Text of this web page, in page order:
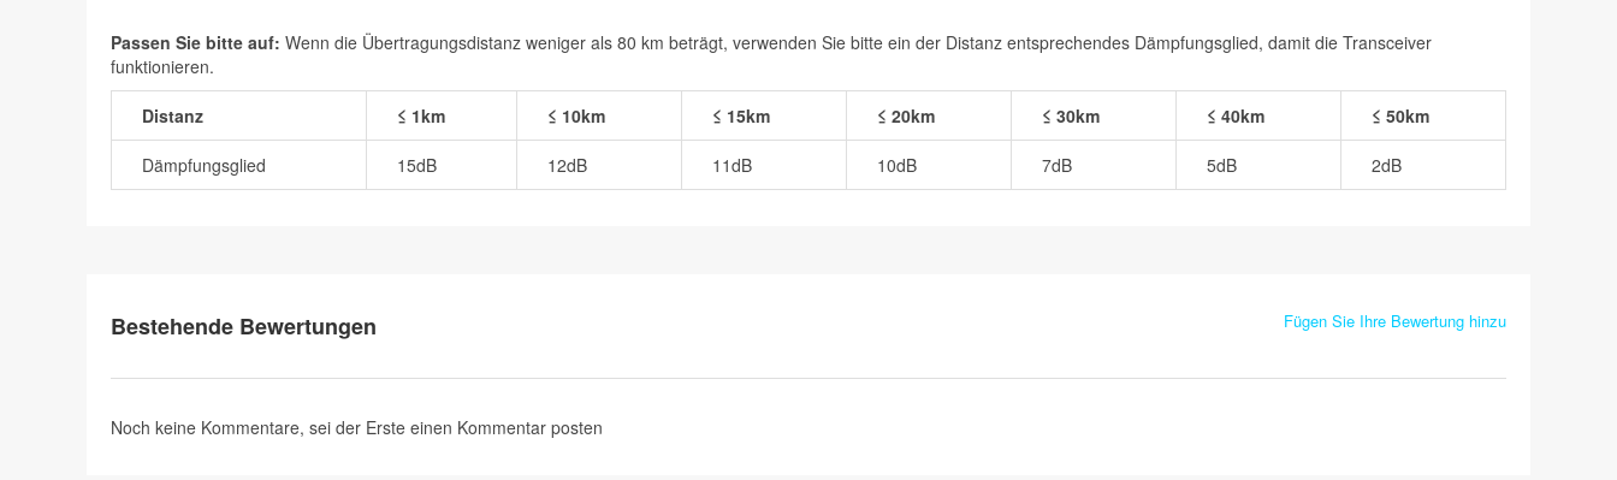
Passen Sie bitte auf: Wenn die Übertragungsdistanz weniger als 80 km beträgt, verwenden Sie bitte ein der Distanz entsprechendes Dämpfungsglied, damit die Transceiver
funktionieren.
Distanz ≤ 1km ≤ 10km ≤ 15km ≤ 20km ≤ 30km ≤ 40km ≤ 50km
Dämpfungsglied 15dB 12dB 11dB 10dB 7dB 5dB 2dB
Bestehende Bewertungen Fügen Sie Ihre Bewertung hinzu
Noch keine Kommentare, sei der Erste einen Kommentar posten